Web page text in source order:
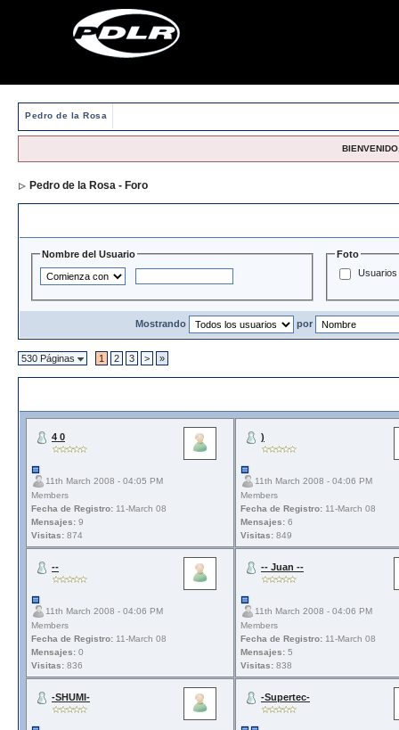
Pedro de la Rosa
Pedro de la Rosa - Foro
Nombre del Usuario
Foto
Usuarios
Mostrando por
530 Páginas 1 2 3 > »
4 0
11th March 2008 - 04:05 PM
Members
Fecha de Registro: 11-March 08
Mensajes: 9
Visitas: 874
)
11th March 2008 - 04:06 PM
Members
Fecha de Registro: 11-March 08
Mensajes: 6
Visitas: 849
--
11th March 2008 - 04:06 PM
Members
Fecha de Registro: 11-March 08
Mensajes: 0
Visitas: 836
-- Juan --
11th March 2008 - 04:06 PM
Members
Fecha de Registro: 11-March 08
Mensajes: 5
Visitas: 838
-SHUMI- -Supertec-